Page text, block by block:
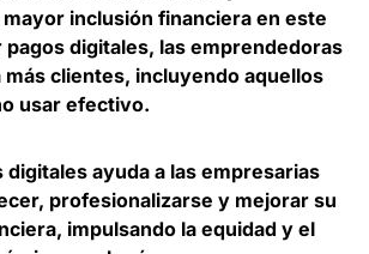
inclusión financiera en este
digitales, las emprendedoras
más clientes, incluyendo aquellos
usar efectivo.
digitales ayuda a las empresarias
profesionalizarse y mejorar su
impulsando la equidad y el